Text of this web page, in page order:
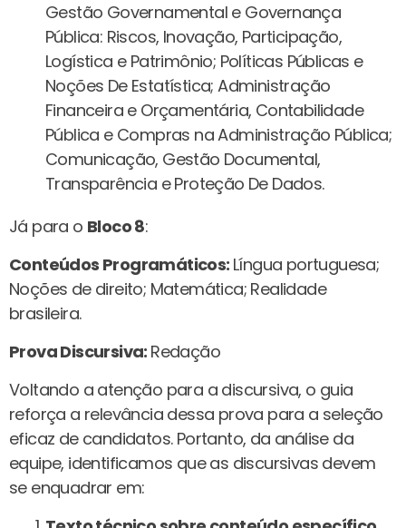
Gestão Governamental e Governança
Pública: Riscos, Inovação, Participação,
Logística e Patrimônio; Políticas Públicas e
Noções De Estatística; Administração
Financeira e Orçamentária, Contabilidade
Pública e Compras na Administração Pública;
Comunicação, Gestão Documental,
Transparência e Proteção De Dados.
Já para o Bloco 8:
Conteúdos Programáticos: Língua portuguesa;
Noções de direito; Matemática; Realidade
brasileira.
Prova Discursiva: Redação
Voltando a atenção para a discursiva, o guia
reforça a relevância dessa prova para a seleção
eficaz de candidatos. Portanto, da análise da
equipe, identificamos que as discursivas devem
se enquadrar em: